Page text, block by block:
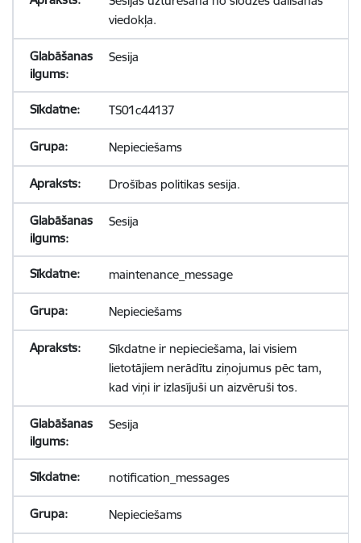
viedokļa.
Sesija
TS01c44137
Nepieciešams
Drošības politikas sesija.
Sesija
maintenance_message
Nepieciešams
Sīkdatne ir nepieciešama, lai visiem
lietotājiem nerādītu ziņojumus pēc tam,
kad viņi ir izlasījuši un aizvēruši tos.
Sesija
notification_messages
Nepieciešams